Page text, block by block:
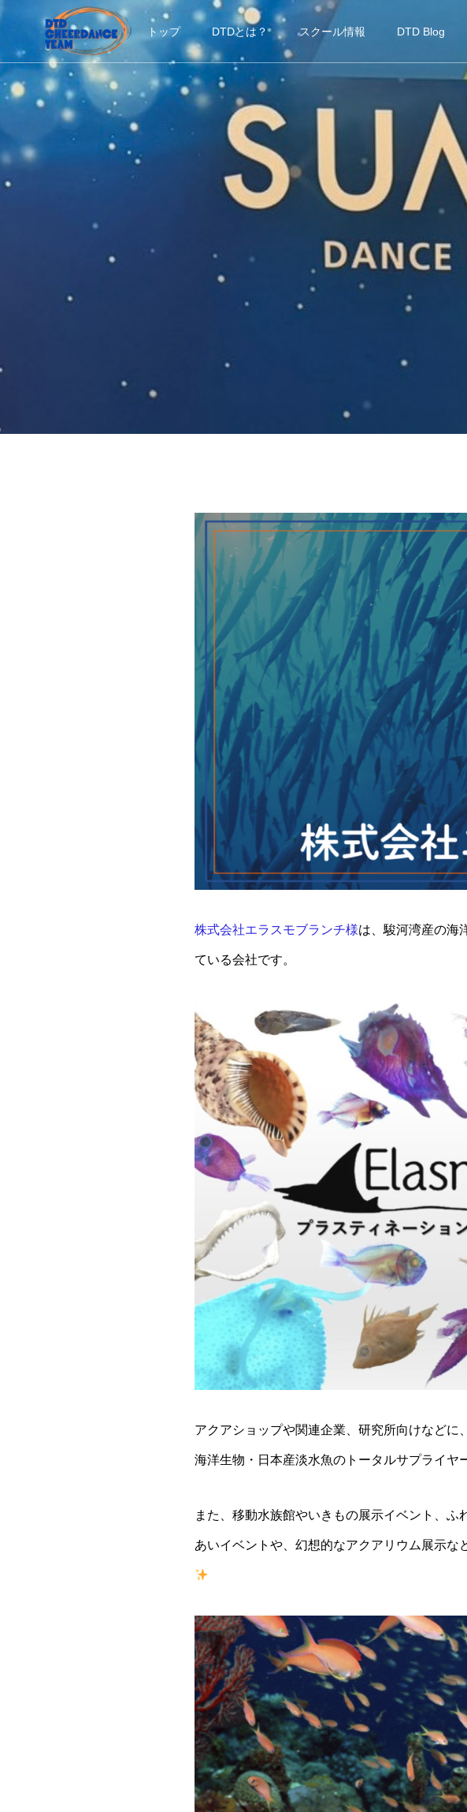
トップ DTDとは？ スクール情報 DTD Blog
株式会社エラスモブランチ様は、駿河湾産の海
ている会社です。
アクアショップや関連企業、研究所向けなどに
海洋生物・日本産淡水魚のトータルサプライヤ
また、移動水族館やいきもの展示イベント、
あいイベントや、幻想的なアクアリウム展示